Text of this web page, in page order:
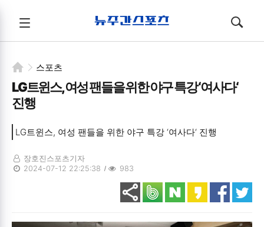
전체메뉴
열기/
검색
열기/
스포츠
LG트윈스, 여성 팬들을 위한 야구 특강 ‘여사다‘
진행
LG트윈스, 여성 팬들을 위한 야구 특강 ‘여사다‘ 진행
장호진스포츠기자
2024-07-12 22:25:38
983